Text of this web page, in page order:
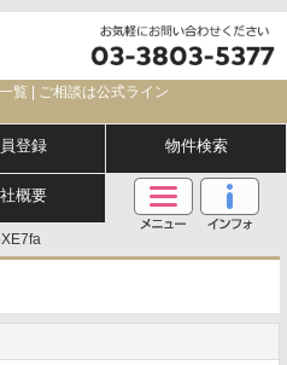
覧 | ご相談は公式ライン
登録 物件検索
概要